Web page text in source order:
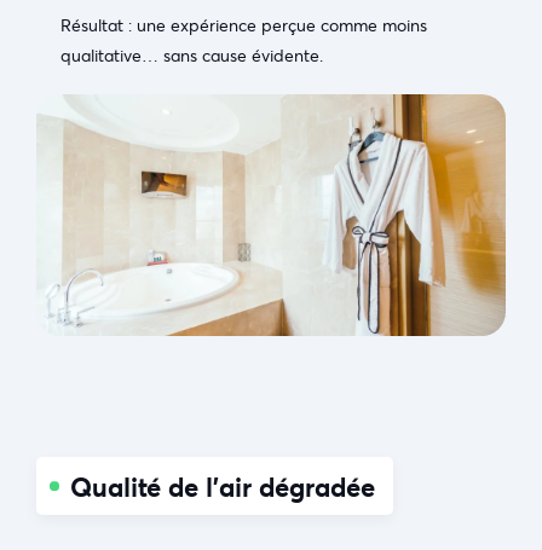
Résultat : une expérience perçue comme moins
qualitative… sans cause évidente.
Qualité de l’air dégradée